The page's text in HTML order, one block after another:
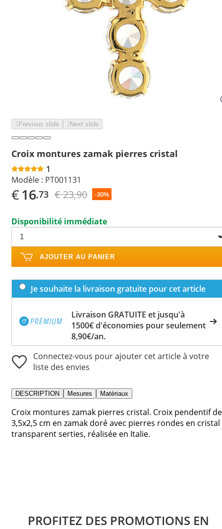
Previous slide Next slide
Croix montures zamak pierres cristal
1
Modèle : PT001131
€16,73 € 23,90 -30%
Disponibilité immédiate
AJOUTER AU PANIER
Je souhaite la livraison gratuite pour cet article
Livraison GRATUITE et jusqu'à
1500€ d'économies pour seulement
8,90€/an.
Connectez-vous pour ajouter cet article à votre
liste des envies
DESCRIPTION Mesures Matériaux
Croix montures zamak pierres cristal. Croix pendentif de
3,5x2,5 cm en zamak doré avec pierres rondes en cristal
transparent serties, réalisée en Italie.
PROFITEZ DES PROMOTIONS EN